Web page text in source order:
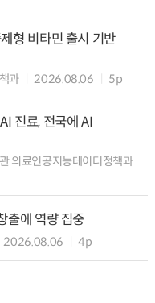
형 비타민 출시 기반
과 2026.08.06 5p
진료, 전국에 AI
의료인공지능데이터정책과
출에 역량 집중
2026.08.06 4p